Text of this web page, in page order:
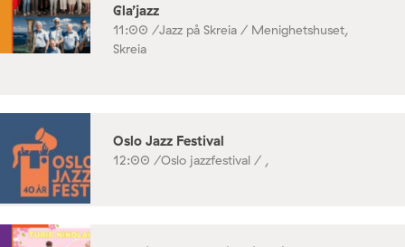
Gla’jazz
11:00 /Jazz på Skreia / Menighetshuset,
Skreia
Oslo Jazz Festival
12:00 /Oslo jazzfestival / ,